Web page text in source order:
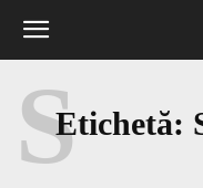
Etichetă:
S